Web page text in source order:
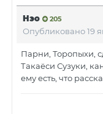
Нэо 205
Опубликовано19
Парни, Торопыхи,
Такаёси Сузуки,
ему есть, что